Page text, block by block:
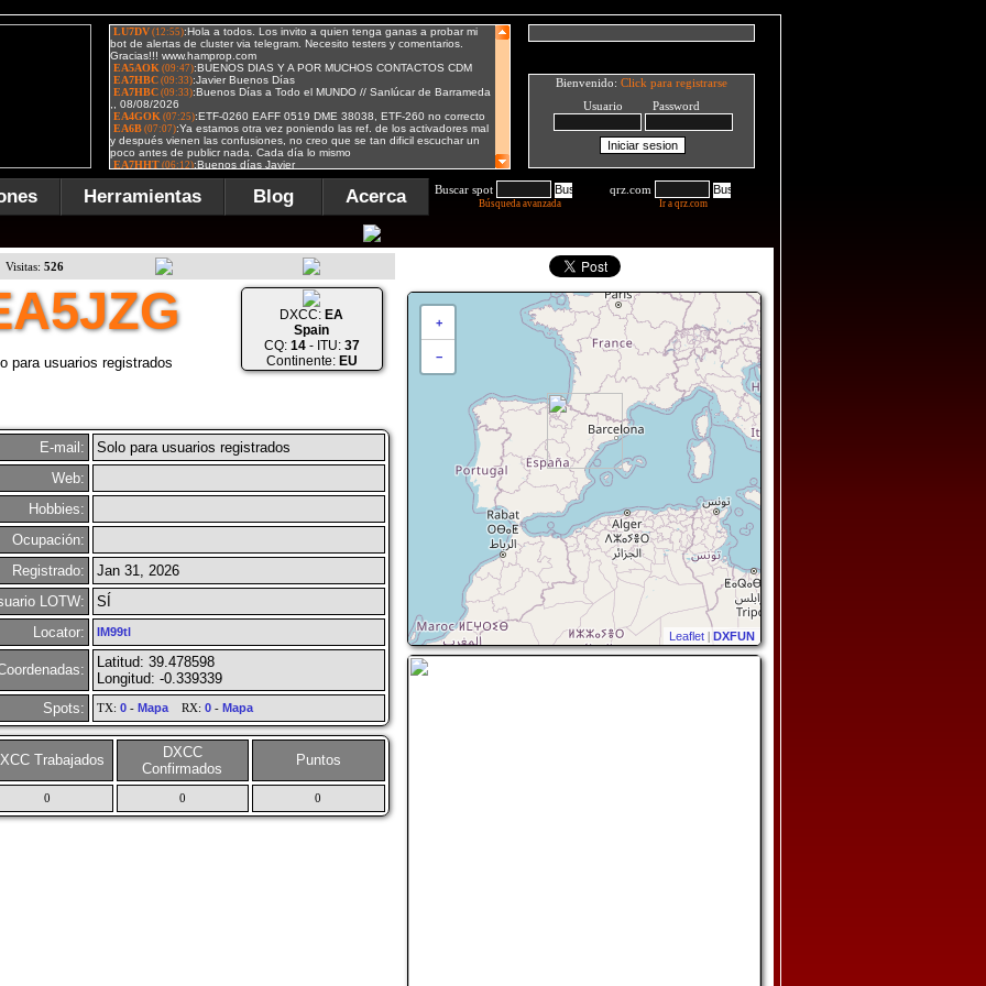
Bienvenido: Click para registrarse
Usuario Password
Herramientas Blog Acerca Buscar spot
Búsqueda avanzada
qrz.com
Ir a qrz.com
Visitas: 526
+
−
Leaflet | DXFUN
para usuarios registrados
DXCC: EA
Spain
CQ: 14- ITU: 37
Continente: EU
E-mail:
Solo para usuarios registrados
Web:
Hobbies:
Ocupación:
Registrado:
Jan 31, 2026
LOTW:
SÍ
Locator:
IM99tl
Latitud: 39.478598
Longitud: -0.339339
Spots:
TX: 0- MapaRX: 0- Mapa
Trabajados
DXCC
Confirmados
Puntos
0 0 0